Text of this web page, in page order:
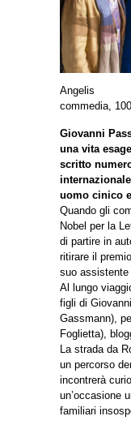
Angelis
commedia,
Giovanni
una vita
scritto
uomo cinico
Quando gli
Nobel per la
di partire in
ritirare il
suo assistente
Al lungo
figli di
Gassmann),
Foglietta),
La strada da
un percorso
incontrerà
un’occasione
familiari